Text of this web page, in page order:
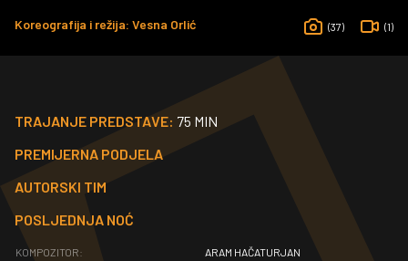
Koreografija i režija: Vesna Orlić (37) (1)
TRAJANJE PREDSTAVE: 75 MIN
PREMIJERNA PODJELA
AUTORSKI TIM
POSLJEDNJA NOĆ
KOMPOZITOR:
ARAM HAČATURJAN